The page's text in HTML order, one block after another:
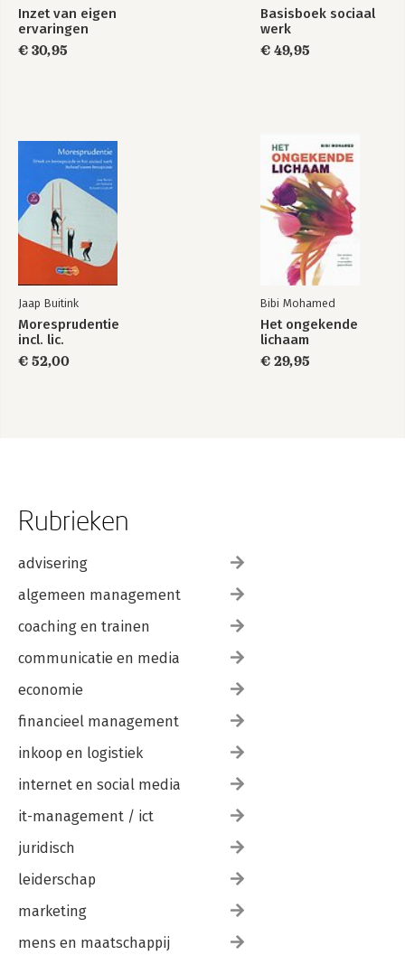
Inzet van eigen
ervaringen
€ 30,95
Basisboek sociaal
werk
€ 49,95
Jaap Buitink
Moresprudentie
incl. lic.
€ 52,00
Bibi Mohamed
Het ongekende
lichaam
€ 29,95
Rubrieken
advisering
algemeen management
coaching en trainen
communicatie en media
economie
financieel management
inkoop en logistiek
internet en social media
it-management / ict
juridisch
leiderschap
marketing
mens en maatschappij